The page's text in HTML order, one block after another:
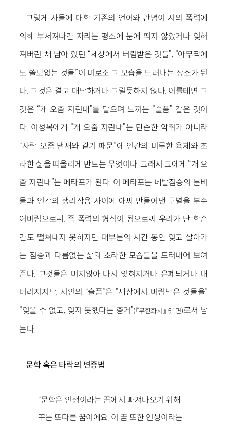
그렇게 사물에 대한 기존의 언어와 관념이 시의 폭력에
의해 부서져나간 자리는 평소에 눈에 띄지 않았거나 잊혀
져버린 채 남아 있던 “세상에서 버림받은 것들”, “아무짝에
도 쓸모없는 것들”이 비로소 그 모습을 드러내는 장소가 된
다. 그것은 결코 대단하거나 그럴듯하지 않다. 이를테면 그
것은 “개 오줌 지린내”를 맡으며 느끼는 “슬픔” 같은 것이
다. 이성복에게 “개 오줌 지린내”는 단순한 악취가 아니라
“사람 오줌 냄새와 같기 때문”에 인간의 비루한 육체와 초
라한 삶을 떠올리게 만드는 무엇이다. 그래서 그에게 “개 오
줌 지린내”는 메타포가 된다. 이 메타포는 네발짐승의 분비
물과 인간의 생리작용 사이에 애써 만들어낸 구별을 부수
어버림으로써, 즉 폭력의 형식이 됨으로써 우리가 단 한순
간도 떨쳐내지 못하지만 대부분의 시간 동안 잊고 살아가
는 짐승과 다름없는 삶의 초라한 모습들을 드러내어 보여
준다. 그것들은 머지않아 다시 잊혀지거나 은폐되거나 내
버려지지만, 시인의 “슬픔”은 “세상에서 버림받은 것들을”
“잊을 수 없고, 잊지 못했다는 증거”(『무한화서』 51면)로서 남
는다.
문학 혹은 타락의 변증법
“문학은 인생이라는 꿈에서 빠져나오기 위해
꾸는 또다른 꿈이에요. 이 꿈 또한 인생이라는